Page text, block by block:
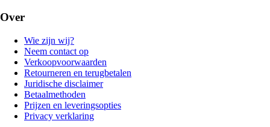
Over
Wie zijn wij?
Neem contact op
Verkoopvoorwaarden
Retourneren en terugbetalen
Juridische disclaimer
Betaalmethoden
Prijzen en leveringsopties
Privacy verklaring